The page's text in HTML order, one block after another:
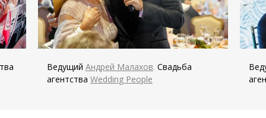
Ведущий Андрей Малахов. Свадьба
агентства Wedding People